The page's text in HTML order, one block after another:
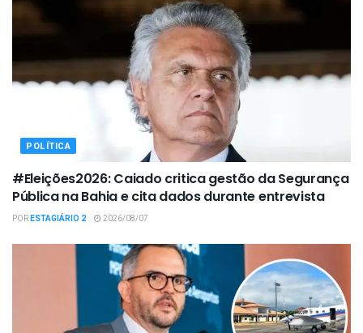
POLÍTICA
#Eleições2026: Caiado critica gestão da Segurança
Pública na Bahia e cita dados durante entrevista
PORESTAGIÁRIO 2 2026/08/07